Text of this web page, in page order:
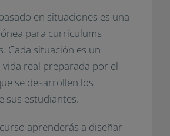
en situaciones es una
para currículums
Cada situación es un
vida real preparada por el
se desarrollen los
sus estudiantes.
aprenderás a diseñar